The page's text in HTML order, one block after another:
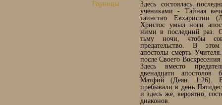
Здесь состоялась
учениками - Тайная
таинство Евхаристии
Христос умыл ноги
ними в последний раз.
тьму ночи, чтобы
предательство. В
апостолы смерть
после Своего
Здесь вместо
двенадцати апостолов
Матфий (Деян. 1:26). В
пребывали в день
и здесь же, вероятно,
диаконов.